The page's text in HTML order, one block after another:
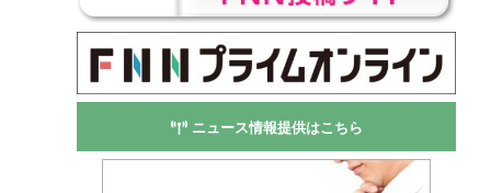
ニュース情報提供はこちら